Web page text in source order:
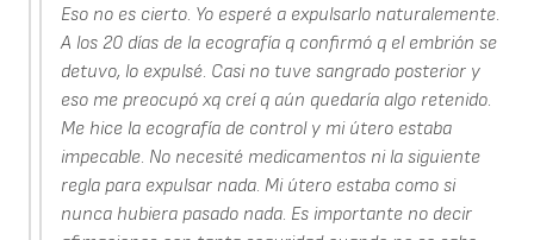
Eso no es cierto. Yo esperé a expulsarlo naturalemente.
A los 20 días de la ecografía q confirmó q el embrión se
detuvo, lo expulsé. Casi no tuve sangrado posterior y
eso me preocupó xq creí q aún quedaría algo retenido.
Me hice la ecografía de control y mi útero estaba
impecable. No necesité medicamentos ni la siguiente
regla para expulsar nada. Mi útero estaba como si
nunca hubiera pasado nada. Es importante no decir